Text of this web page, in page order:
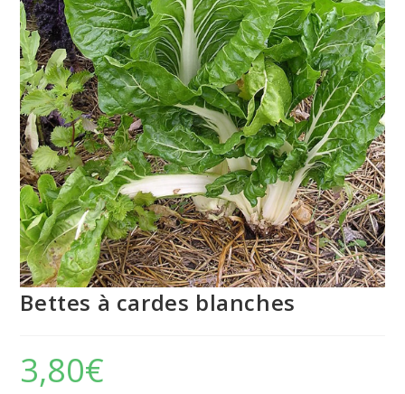
Bettes à cardes blanches
3,80€